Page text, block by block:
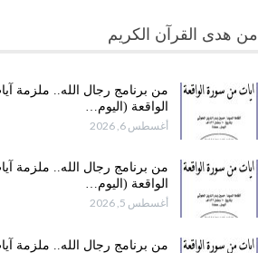
من هدى القرآن الكريم
من برنامج رجال الله.. ملزمة
الواقعة (اليوم…
أغسطس 6, 2026
من برنامج رجال الله.. ملزمة
الواقعة (اليوم…
أغسطس 5, 2026
من برنامج رجال الله.. ملزمة